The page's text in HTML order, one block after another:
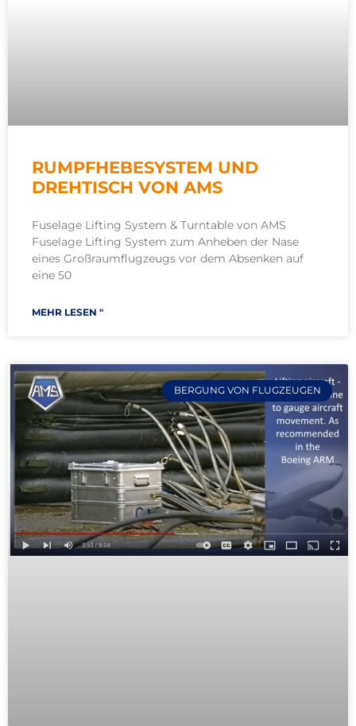
RUMPFHEBESYSTEM UND
DREHTISCH VON AMS
Fuselage Lifting System & Turntable von AMS
Fuselage Lifting System zum Anheben der Nase
eines Großraumflugzeugs vor dem Absenken auf
eine 50
MEHR LESEN "
BERGUNG VON FLUGZEUGEN